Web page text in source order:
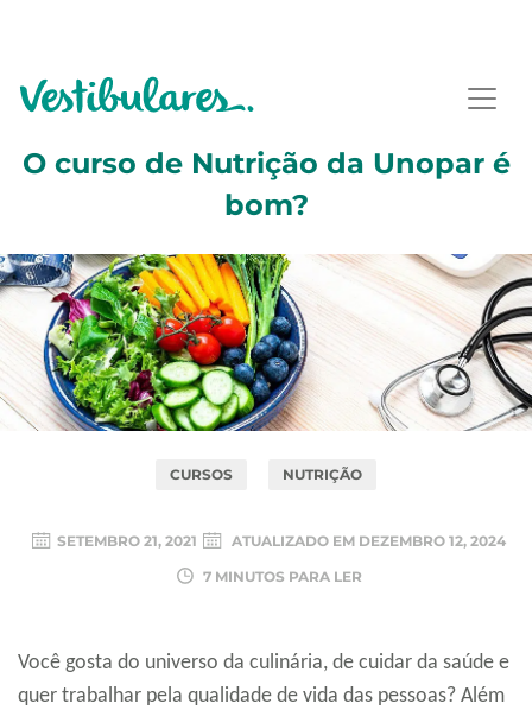
O curso de Nutrição da Unopar é
bom?
CURSOS NUTRIÇÃO
SETEMBRO 21, 2021 ATUALIZADO EM DEZEMBRO 12, 2024
7 MINUTOS PARA LER
Você gosta do universo da culinária, de cuidar da saúde e
quer trabalhar pela qualidade de vida das pessoas? Além